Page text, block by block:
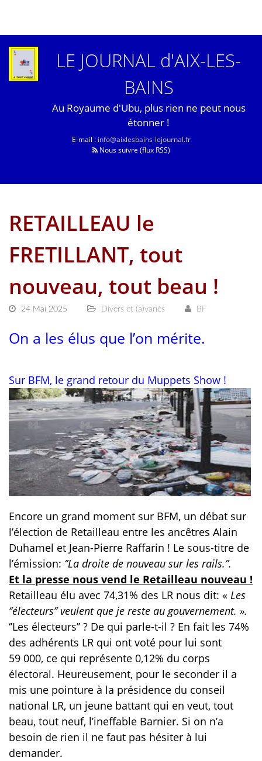
LE JOURNAL d'AIX-LES-
BAINS
Au Royaume d'Ubu, plus rien ne peut nous
étonner !
E-mail : info@aixlesbains-lejournal.fr
Nous suivre (flux RSS)
RETAILLEAU le
FRETILLANT, tout
nouveau, tout beau !
24 Mai 2025 Divers et (a)variés BF
On a les élus que l’on mérite.
Sur BFM, le grand retour du Muppets Show !
Encore un grand moment sur BFM, un débat sur
l’élection de Retailleau entre les ancêtres Alain
Duhamel et Jean-Pierre Raffarin ! Le sous-titre de
l’émission: ‘’La droite de nouveau sur les rails.’’.
Et la presse nous vend le Retailleau nouveau !
Retailleau élu avec 74,31% des LR nous dit: « Les
‘’électeurs’’ veulent que je reste au gouvernement. ».
‘’Les électeurs’’ ? De qui parle-t-il ? En fait les 74%
des adhérents LR qui ont voté pour lui sont
59 000, ce qui représente 0,12% du corps
électoral. Heureusement, pour le seconder il a
mis une pointure à la présidence du conseil
national LR, un jeune battant qui en veut, tout
beau, tout neuf, l’ineffable Barnier. Si on n’a
besoin de rien il ne faut pas hésiter à lui
demander.